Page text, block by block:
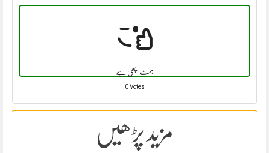
بہت اچھی ہے
0 Votes
مزید پڑھیں